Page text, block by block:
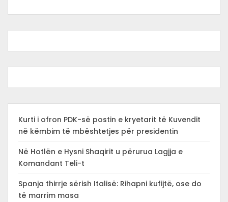
Kurti i ofron PDK-së postin e kryetarit të Kuvendit
në këmbim të mbështetjes për presidentin
Në Hotlën e Hysni Shaqirit u përurua Lagjja e
Komandant Teli-t
Spanja thirrje sërish Italisë: Rihapni kufijtë, ose do
të marrim masa